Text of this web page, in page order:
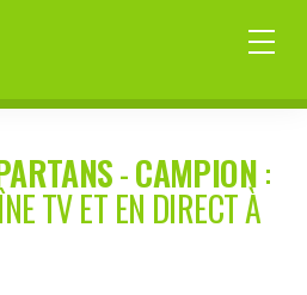
-CAMPION:
TV ET EN DIRECT À